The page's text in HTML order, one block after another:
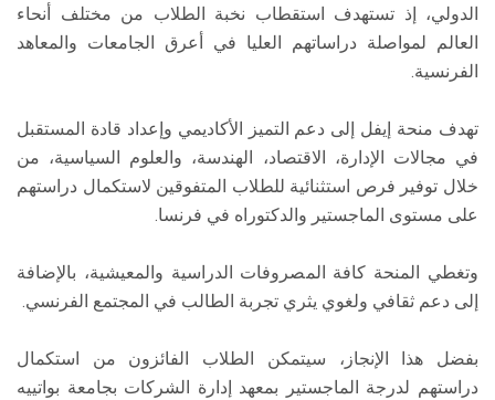
الدولي، إذ تستهدف استقطاب نخبة الطلاب من مختلف أنحاء
العالم لمواصلة دراساتهم العليا في أعرق الجامعات والمعاهد
الفرنسية.
تهدف منحة إيفل إلى دعم التميز الأكاديمي وإعداد قادة المستقبل
في مجالات الإدارة، الاقتصاد، الهندسة، والعلوم السياسية، من
خلال توفير فرص استثنائية للطلاب المتفوقين لاستكمال دراستهم
على مستوى الماجستير والدكتوراه في فرنسا.
وتغطي المنحة كافة المصروفات الدراسية والمعيشية، بالإضافة
إلى دعم ثقافي ولغوي يثري تجربة الطالب في المجتمع الفرنسي.
بفضل هذا الإنجاز، سيتمكن الطلاب الفائزون من استكمال
دراستهم لدرجة الماجستير بمعهد إدارة الشركات بجامعة بواتييه